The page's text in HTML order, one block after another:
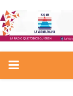
PRIMARY